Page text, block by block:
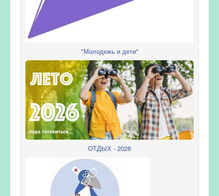
"Молодежь и дети"
ОТДЫХ - 2026